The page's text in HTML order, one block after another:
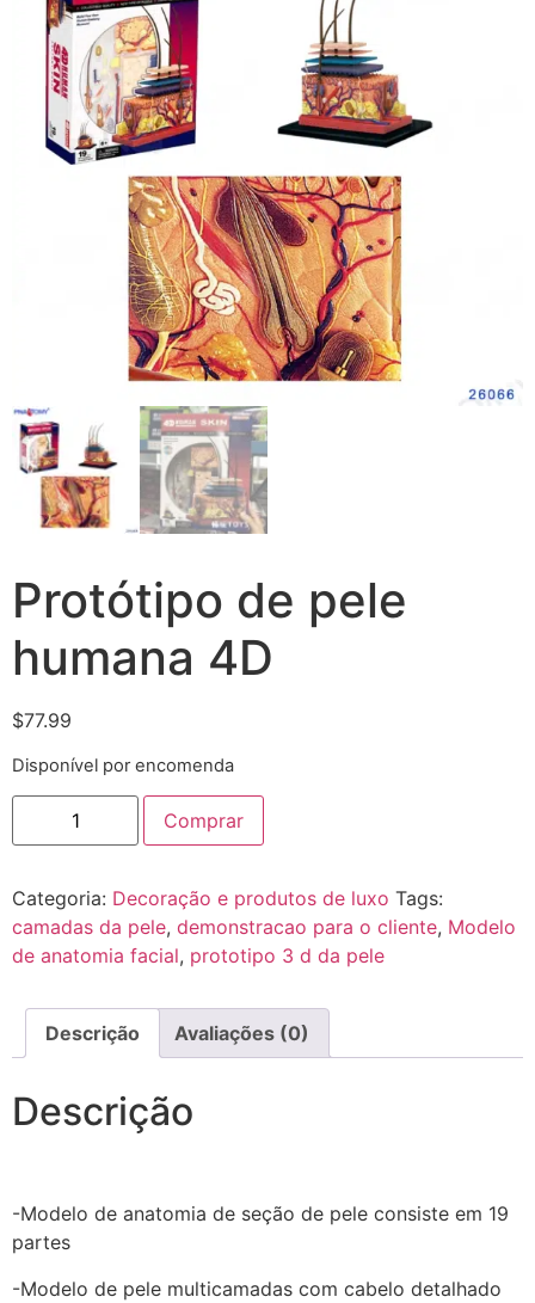
Protótipo de pele
humana 4D
$77.99
Disponível por encomenda
Comprar
Categoria: Decoração e produtos de luxo Tags:
camadas da pele, demonstracao para o cliente, Modelo
de anatomia facial, prototipo 3 d da pele
Descrição Avaliações (0)
Descrição
-Modelo de anatomia de seção de pele consiste em 19
partes
-Modelo de pele multicamadas com cabelo detalhado